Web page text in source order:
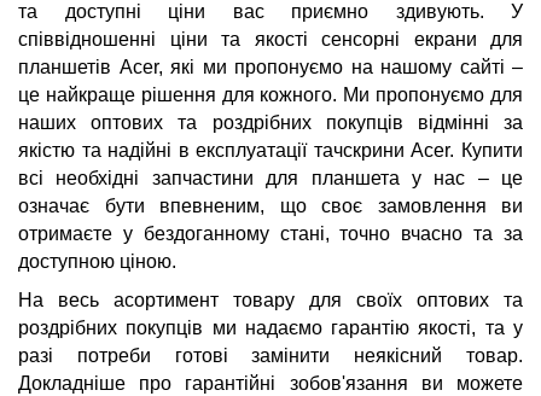
та доступні ціни вас приємно здивують. У
співвідношенні ціни та якості сенсорні екрани для
планшетів Acer, які ми пропонуємо на нашому сайті –
це найкраще рішення для кожного. Ми пропонуємо для
наших оптових та роздрібних покупців відмінні за
якістю та надійні в експлуатації тачскрини Acer. Купити
всі необхідні запчастини для планшета у нас – це
означає бути впевненим, що своє замовлення ви
отримаєте у бездоганному стані, точно вчасно та за
доступною ціною.
На весь асортимент товару для своїх оптових та
роздрібних покупців ми надаємо гарантію якості, та у
разі потреби готові замінити неякісний товар.
Докладніше про гарантійні зобов'язання ви можете